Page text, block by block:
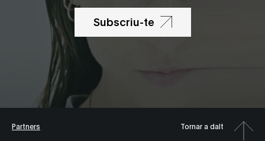
Subscriu-te
Partners Tornar a dalt